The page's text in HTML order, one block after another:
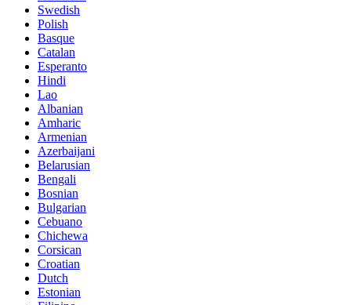
Swedish
Polish
Basque
Catalan
Esperanto
Hindi
Lao
Albanian
Amharic
Armenian
Azerbaijani
Belarusian
Bengali
Bosnian
Bulgarian
Cebuano
Chichewa
Corsican
Croatian
Dutch
Estonian